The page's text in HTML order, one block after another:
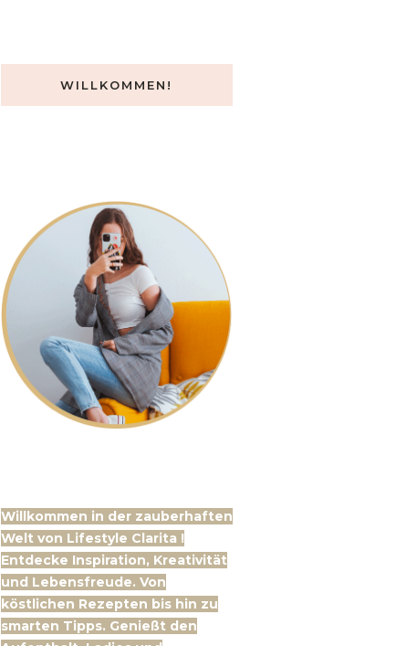
WILLKOMMEN!
Willkommen in der zauberhaften
Welt von Lifestyle Clarita !
Entdecke Inspiration, Kreativität
und Lebensfreude. Von
köstlichen Rezepten bis hin zu
smarten Tipps. Genießt den